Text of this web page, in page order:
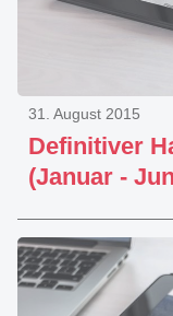
Definitiver
(Januar -
31. August 2015